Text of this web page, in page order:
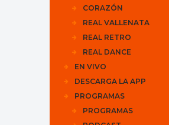
CORAZÓN
REAL VALLENATA
REAL RETRO
REAL DANCE
EN VIVO
DESCARGA LA APP
PROGRAMAS
PROGRAMAS